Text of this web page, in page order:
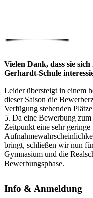
Vielen Dank, dass sie
Gerhardt-Schule
Leider übersteigt in einem
dieser Saison die
Verfügung stehenden
5. Da eine Bewerbung zum
Zeitpunkt eine sehr geringe
bringt, schließen wir nun
Gymnasium und die
Bewerbungsphase.
Info & Anmeldung